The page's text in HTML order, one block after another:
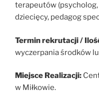
terapeutów
dziecięcy, pedagog
Termin rekrutacji /
wyczerpania środków
Miejsce Realizacji:
w Miłkowie.